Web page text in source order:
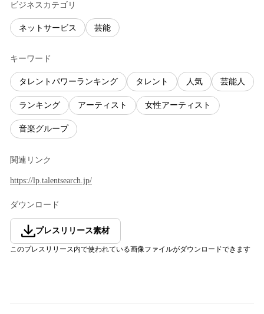
ビジネスカテゴリ
ネットサービス 芸能
キーワード
タレントパワーランキング タレント 人気 芸能人
ランキング アーティスト 女性アーティスト
音楽グループ
関連リンク
https://lp.talentsearch.jp/
ダウンロード
プレスリリース素材
このプレスリリース内で使われている画像ファイルがダウンロードできます